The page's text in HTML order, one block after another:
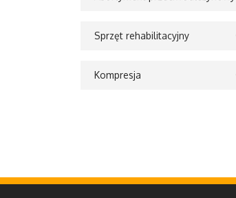
Sprzęt rehabilitacyjny
Kompresja